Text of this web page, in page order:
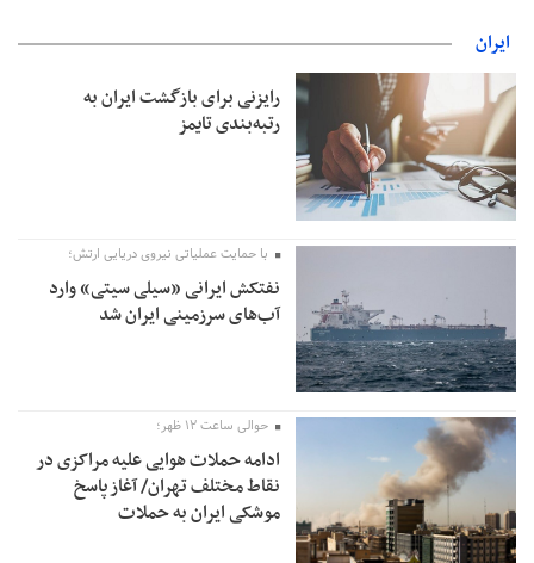
امیر اکرمی‌نیا: ارتش کاملاً آماده استایران
رایزنی برای بازگشت ایران به
رتبه‌بندی تایمز
با حمایت عملیاتی نیروی دریایی ارتش؛
نفتکش ایرانی «سیلی سیتی» وارد
آب‌های سرزمینی ایران شد
حوالی ساعت ۱۲ ظهر؛
ادامه حملات هوایی علیه مراکزی در
نقاط مختلف تهران/ آغاز پاسخ
موشکی ایران به حملات